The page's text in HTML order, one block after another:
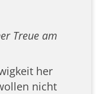
Treue am
her
nicht